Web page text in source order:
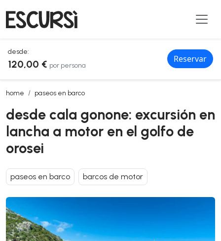
desde:
120,00 € por persona
Reservar
home paseos en barco
desde cala gonone: excursión en lancha a motor en el golfo de
desde cala gonone: excursión en
lancha a motor en el golfo de
orosei
paseos en barco barcos de motor